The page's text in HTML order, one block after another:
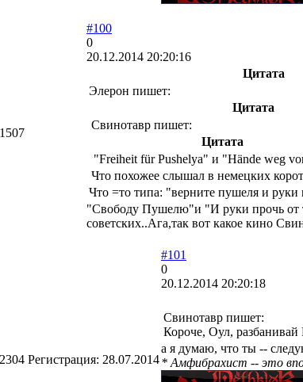
1507
#100
0
20.12.2014 20:20:16
Цитата
Элерон пишет:
Цитата
Свинотавр пишет:
Цитата
"Freiheit für Pushelya" и "Hände weg
Что похожее слышал в немецких
Что =то типа: "верните пушеля и руки
"Свободу Пушелю"и "И руки прочь от
советских..Ага,так вот какое кино
2304 Регистрация: 28.07.2014
#101
0
20.12.2014 20:20:18
Свинотавр пишет:
Короче, Оул, разбанивай
а я думаю, что ты --
* Амфибрахист -- это